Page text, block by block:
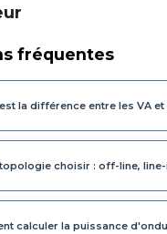
fréquentes
la différence entre les VA
choisir : off-line,
calculer la puissance